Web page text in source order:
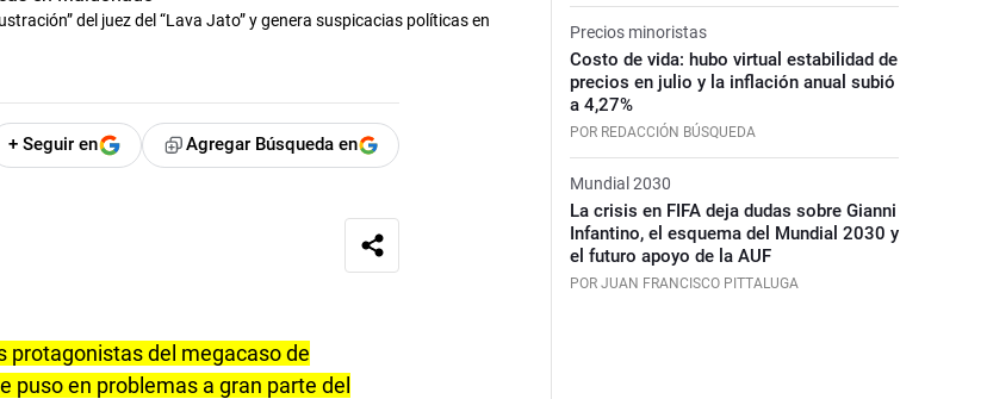
del juez del “Lava Jato” y genera suspicacias políticas en
+ Seguir en Agregar Búsqueda en
protagonistas del megacaso de
puso en problemas a gran parte del
Precios minoristas
Costo de vida: hubo virtual estabilidad de
precios en julio y la inflación anual subió
a 4,27%
POR REDACCIÓN BÚSQUEDA
Mundial 2030
La crisis en FIFA deja dudas sobre Gianni
Infantino, el esquema del Mundial 2030 y
el futuro apoyo de la AUF
POR JUAN FRANCISCO PITTALUGA